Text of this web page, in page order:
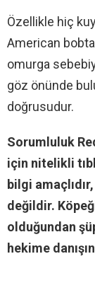
Özellikle hiç
American
omurga
göz önünde
doğrusudur.
Sorumluluk
için nitelikli
bilgi
değildir.
olduğundan
hekime